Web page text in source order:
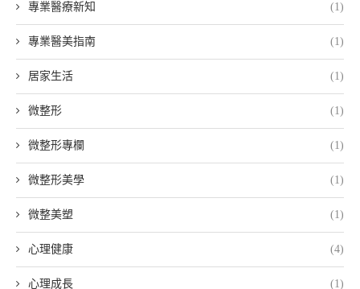
專業醫療新知 (1)
專業醫美指南 (1)
居家生活 (1)
微整形 (1)
微整形專欄 (1)
微整形美學 (1)
微整美塑 (1)
心理健康 (4)
心理成長 (1)